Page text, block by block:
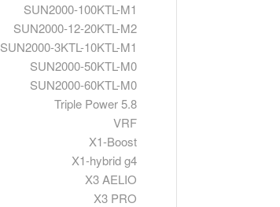
SUN2000-100KTL-M1
SUN2000-12-20KTL-M2
SUN2000-3KTL-10KTL-M1
SUN2000-50KTL-M0
SUN2000-60KTL-M0
Triple Power 5.8
VRF
X1-Boost
X1-hybrid g4
X3 AELIO
X3 PRO